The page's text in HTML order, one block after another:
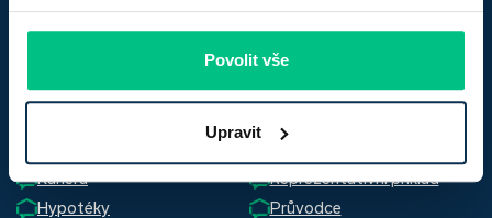
Povolit vše
Upravit
Zalepšíhypotéku
Důležité odkazy
Kariéra
Reprezentativní příklad
Hypotéky
Průvodce